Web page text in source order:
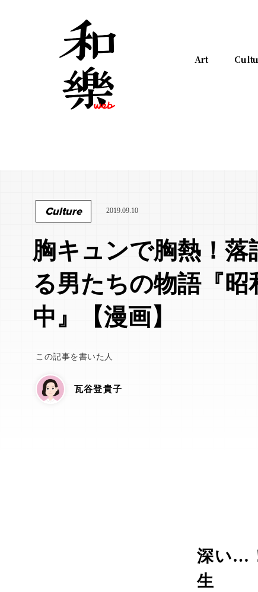
Art
Culture 2019.09.10
胸キュンで胸熱！落
る男たちの物語『昭
中』【漫画】
この記事を書いた人
瓦谷登貴子
深い…
生